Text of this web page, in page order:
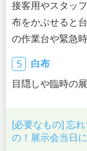
接客用やスタッ
布をかぶせると
の作業台や緊急
白布
目隠しや臨時の
[必要なもの] 忘
の！展示会当日